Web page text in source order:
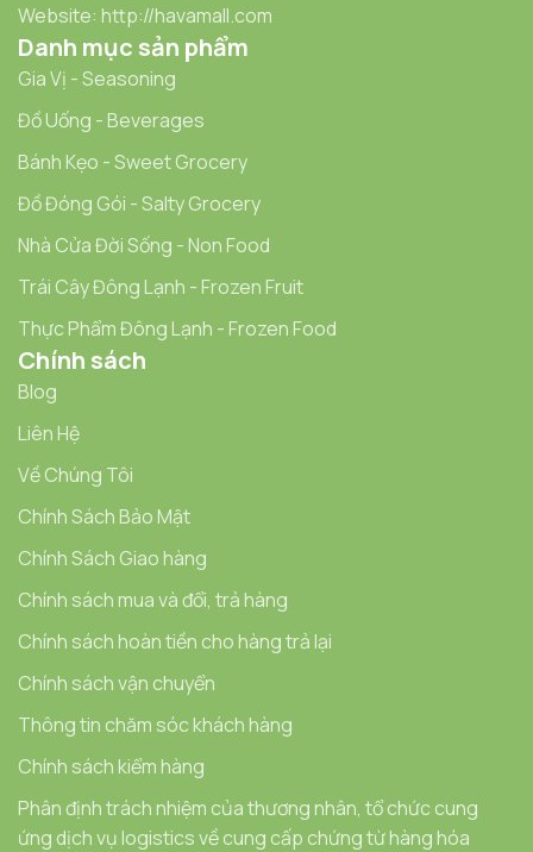
Website: http://havamall.com
Danh mục sản phẩm
Gia Vị - Seasoning
Đồ Uống - Beverages
Bánh Kẹo - Sweet Grocery
Đồ Đóng Gói - Salty Grocery
Nhà Cửa Đời Sống - Non Food
Trái Cây Đông Lạnh - Frozen Fruit
Thực Phẩm Đông Lạnh - Frozen Food
Chính sách
Blog
Liên Hệ
Về Chúng Tôi
Chính Sách Bảo Mật
Chính Sách Giao hàng
Chính sách mua và đổi, trả hàng
Chính sách hoàn tiền cho hàng trả lại
Chính sách vận chuyển
Thông tin chăm sóc khách hàng
Chính sách kiểm hàng
Phân định trách nhiệm của thương nhân, tổ chức cung
ứng dịch vụ logistics về cung cấp chứng từ hàng hóa